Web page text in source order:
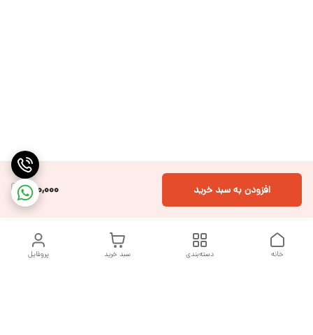
150,000 افزودن به سبد خرید
پروفایل سبد خرید دسته‌بندی خانه